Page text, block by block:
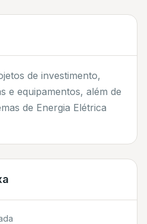
de investimento,
e equipamentos, além de
de Energia Elétrica